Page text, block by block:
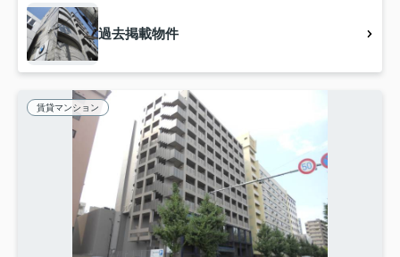
過去掲載物件
賃貸マンション